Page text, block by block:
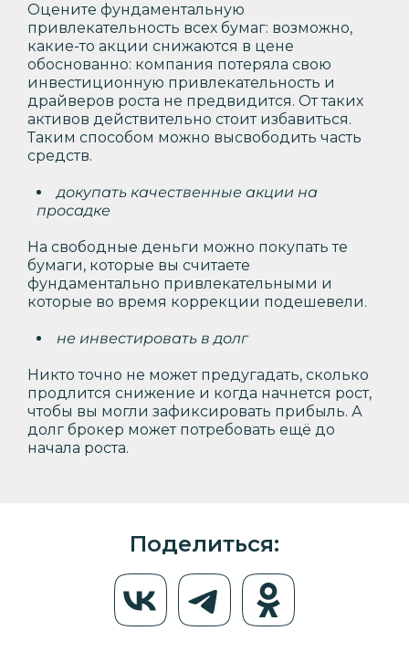
Оцените фундаментальную
привлекательность всех бумаг: возможно,
какие-то акции снижаются в цене
обоснованно: компания потеряла свою
инвестиционную привлекательность и
драйверов роста не предвидится. От таких
активов действительно стоит избавиться.
Таким способом можно высвободить часть
средств.
докупать качественные акции на
просадке
На свободные деньги можно покупать те
бумаги, которые вы считаете
фундаментально привлекательными и
которые во время коррекции подешевели.
не инвестировать в долг
Никто точно не может предугадать, сколько
продлится снижение и когда начнется рост,
чтобы вы могли зафиксировать прибыль. А
долг брокер может потребовать ещё до
начала роста.
Поделиться: